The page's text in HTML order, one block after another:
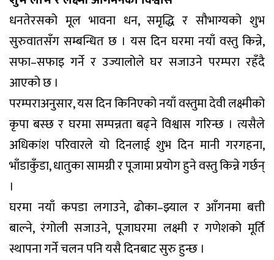
धनतेरसको मूल भावना धन, समृद्धि र सौभाग्यको शुभ
सुरुवातसँग सम्बन्धित छ । यस दिन घरमा नयाँ वस्तु किन्ने,
सफा–सफाइ गर्ने र उज्यालोले घर सजाउने परम्परा रहँदै
आएको छ ।
परम्पराअनुसार, यस दिन किनिएको नयाँ वस्तुमा देवी लक्ष्मीको
कृपा बस्छ र घरमा सम्पन्नता बढ्ने विश्वास गरिन्छ । त्यसैले
अधिकांश परिवारले यो दिनलाई शुभ दिन मानी गरगहना,
भाँडाकुँडा, धातुका सामग्री र पूजामा प्रयोग हुने वस्तु किन्ने गर्छन्
।
घरमा नयाँ कपडा लगाउने, ढोका–झ्याल र आँगनमा बत्ती
बाल्ने, रंगोली सजाउने, पूजाघरमा लक्ष्मी र गणेशको मूर्ति
स्थापना गर्ने चलन पनि यसै दिनबाट सुरु हुन्छ ।